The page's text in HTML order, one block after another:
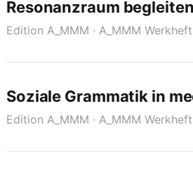
Resonanzraum begleiten
Edition A_MMM · A_MMM
Soziale Grammatik in
Edition A_MMM · A_MMM